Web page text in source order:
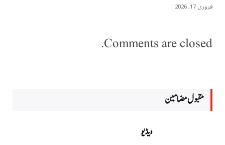
فروری 17, 2026
Comments are closed.
مقبول مضامين
ویڈیو